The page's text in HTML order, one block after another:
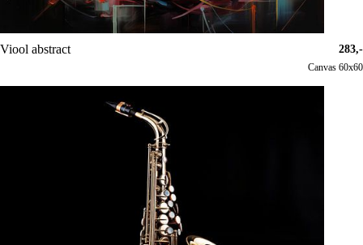
Viool abstract 283,-
Canvas 60x60